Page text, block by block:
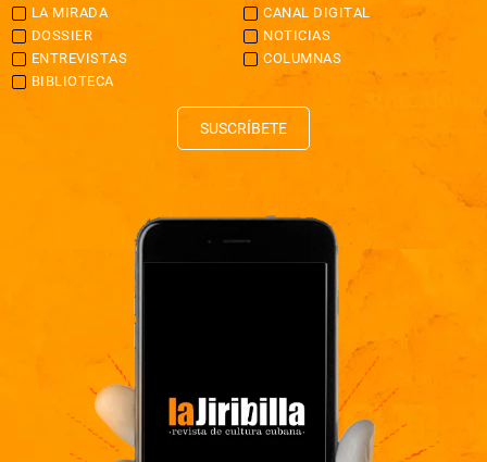
LA MIRADA
CANAL DIGITAL
DOSSIER
NOTICIAS
ENTREVISTAS
COLUMNAS
BIBLIOTECA
SUSCRÍBETE